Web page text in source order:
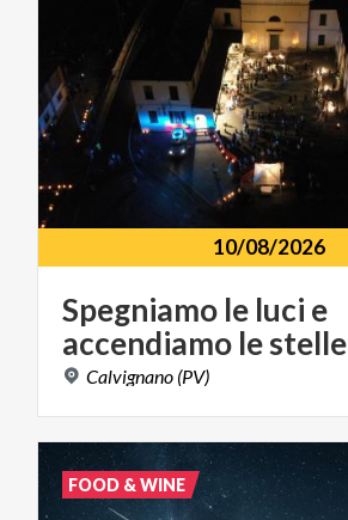
10/08/2026
Spegniamo le luci e
accendiamo lestelle
Calvignano (PV)
FOOD & WINE